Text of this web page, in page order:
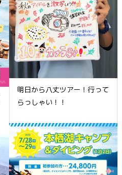
明日から八丈ツアー！行って
らっしゃい！！